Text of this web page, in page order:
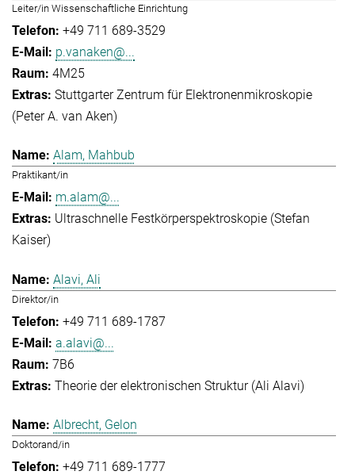
Leiter/in Wissenschaftliche Einrichtung
+49 711 689-3529
p.vanaken@...
4M25
Stuttgarter Zentrum für Elektronenmikroskopie
(Peter A. van Aken)
Alam, Mahbub
Praktikant/in
m.alam@...
Ultraschnelle Festkörperspektroskopie (Stefan
Kaiser)
Alavi, Ali
Direktor/in
+49 711 689-1787
a.alavi@...
7B6
Theorie der elektronischen Struktur (Ali Alavi)
Albrecht, Gelon
Doktorand/in
+49 711 689-1777